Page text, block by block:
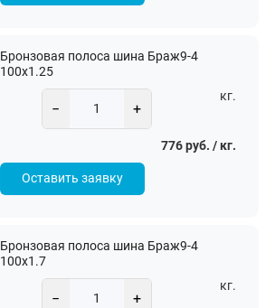
Бронзовая полоса шина Браж9-4
100х1.25
− +
кг.
776 руб. / кг.
Оставить заявку
Бронзовая полоса шина Браж9-4
100х1.7
− +
кг.